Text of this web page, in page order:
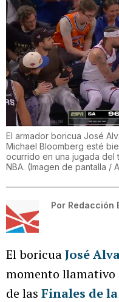
El armador boricua José
Michael Bloomberg esté
ocurrido en una jugada del
NBA. (Imagen de pantalla /
Por Redacción
El boricuaJosé
momento
de las Finales de